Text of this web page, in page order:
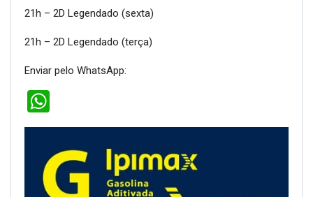
21h – 2D Legendado (sexta)
21h – 2D Legendado (terça)
Enviar pelo WhatsApp: